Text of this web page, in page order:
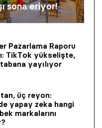
sona eriyor!
Pazarlama Raporu
TikTok yükselişte,
yayılıyor
üç reyon:
yapay zeka hangi
markalarını